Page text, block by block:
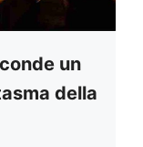
un
della